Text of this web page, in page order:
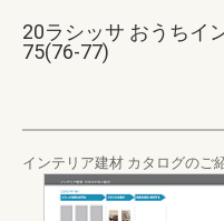
20ラシッサ おうちイ
75(76-77)
インテリア建材 カタログのご